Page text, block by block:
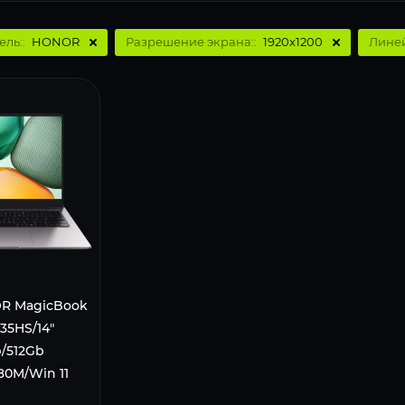
HONOR Разрешение экрана:: 1920x1200
MagicBook
14"
512Gb
Win 11